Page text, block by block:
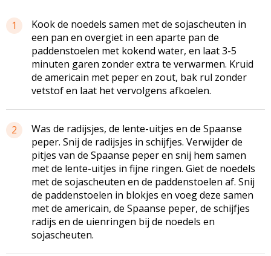
1
Kook de noedels samen met de sojascheuten in
een pan en overgiet in een aparte pan de
paddenstoelen met kokend water, en laat 3-5
minuten garen zonder extra te verwarmen. Kruid
de americain met peper en zout, bak rul zonder
vetstof en laat het vervolgens afkoelen.
2
Was de radijsjes, de lente-uitjes en de Spaanse
peper. Snij de radijsjes in schijfjes. Verwijder de
pitjes van de Spaanse peper en snij hem samen
met de lente-uitjes in fijne ringen. Giet de noedels
met de sojascheuten en de paddenstoelen af. Snij
de paddenstoelen in blokjes en voeg deze samen
met de americain, de Spaanse peper, de schijfjes
radijs en de uienringen bij de noedels en
sojascheuten.